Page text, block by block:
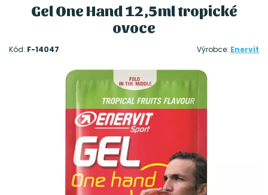
Gel One Hand 12,5ml tropické
ovoce
Kód: F-14047 Výrobce: Enervit